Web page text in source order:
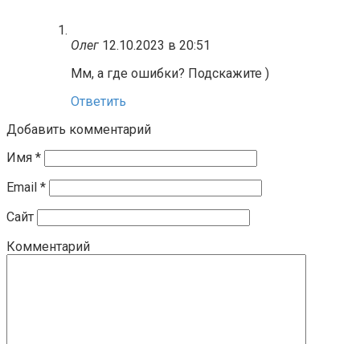
Олег 12.10.2023 в 20:51
Мм, а где ошибки? Подскажите )
Ответить
Добавить комментарий
Имя *
Email *
Сайт
Комментарий